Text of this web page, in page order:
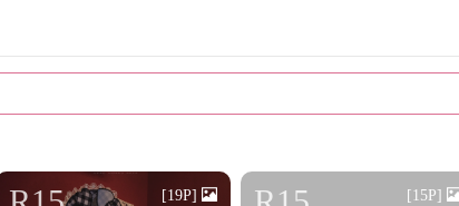
[19P] [15P]